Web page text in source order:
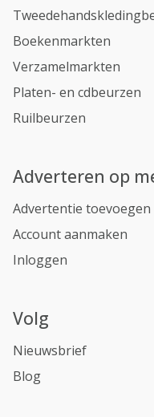
Boekenmarkten
Verzamelmarkten
Platen- en cdbeurzen
Ruilbeurzen
Adverteren op
Advertentie toevoegen
Account aanmaken
Inloggen
Volg
Nieuwsbrief
Blog